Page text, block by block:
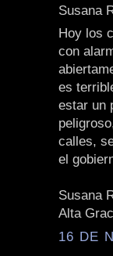
Susana
Hoy los
con
es
estar un
calles,
el
Susana
Alta
16 DE